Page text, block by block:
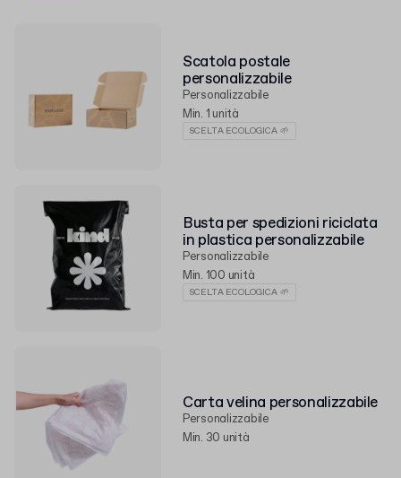
Scatola postale
personalizzabile
Personalizzabile
Min. 1 unità
SCELTA ECOLOGICA 🌱
Busta per spedizioni riciclata
in plastica personalizzabile
Personalizzabile
Min. 100 unità
SCELTA ECOLOGICA 🌱
Carta velina personalizzabile
Personalizzabile
Min. 30 unità